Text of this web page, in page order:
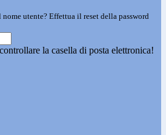
utente? Effettua il reset della password
la casella di posta elettronica!